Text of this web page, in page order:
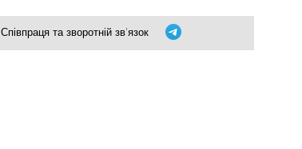
Співпраця та зворотній зв'язок